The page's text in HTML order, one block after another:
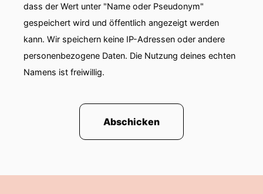
dass der Wert unter "Name oder Pseudonym"
gespeichert wird und öffentlich angezeigt werden
kann. Wir speichern keine IP-Adressen oder andere
personenbezogene Daten. Die Nutzung deines echten
Namens ist freiwillig.
Abschicken